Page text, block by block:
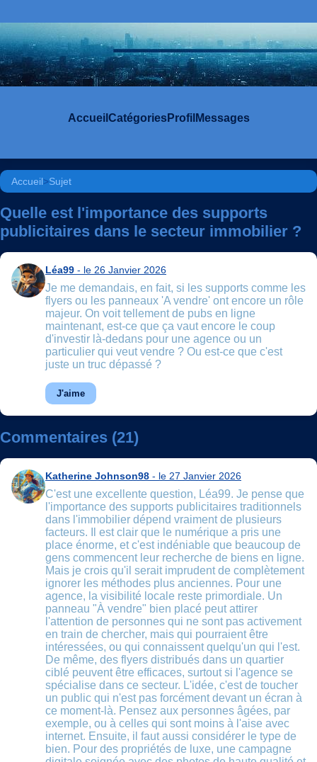
Accueil CatégoriesProfil Messages
Accueil>Sujet
Quelle est l'importance des supports
publicitaires dans le secteur immobilier ?
Léa99 - le 26 Janvier 2026
Je me demandais, en fait, si les supports comme les
flyers ou les panneaux 'A vendre' ont encore un rôle
majeur. On voit tellement de pubs en ligne
maintenant, est-ce que ça vaut encore le coup
d'investir là-dedans pour une agence ou un
particulier qui veut vendre ? Ou est-ce que c'est
juste un truc dépassé ?
J'aime
Commentaires (21)
Katherine Johnson98 - le 27 Janvier 2026
C'est une excellente question, Léa99. Je pense que
l'importance des supports publicitaires traditionnels
dans l'immobilier dépend vraiment de plusieurs
facteurs. Il est clair que le numérique a pris une
place énorme, et c'est indéniable que beaucoup de
gens commencent leur recherche de biens en ligne.
Mais je crois qu'il serait imprudent de complètement
ignorer les méthodes plus anciennes. Pour une
agence, la visibilité locale reste primordiale. Un
panneau "À vendre" bien placé peut attirer
l'attention de personnes qui ne sont pas activement
en train de chercher, mais qui pourraient être
intéressées, ou qui connaissent quelqu'un qui l'est.
De même, des flyers distribués dans un quartier
ciblé peuvent être efficaces, surtout si l'agence se
spécialise dans ce secteur. L'idée, c'est de toucher
un public qui n'est pas forcément devant un écran à
ce moment-là. Pensez aux personnes âgées, par
exemple, ou à celles qui sont moins à l'aise avec
internet. Ensuite, il faut aussi considérer le type de
bien. Pour des propriétés de luxe, une campagne